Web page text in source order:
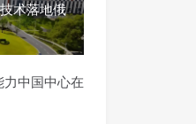
术落地俄
中国中心在